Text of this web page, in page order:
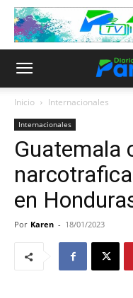
Inicio Internacionales
Internacionales
Guatemala
en
Por Karen - 18/01/2023